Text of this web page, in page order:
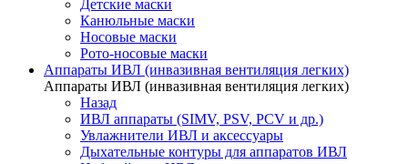
Детские маски
Канюльные маски
Носовые маски
Рото-носовые маски
Аппараты ИВЛ (инвазивная вентиляция легких)
Аппараты ИВЛ (инвазивная вентиляция легких)
Назад
ИВЛ аппараты (SIMV, PSV, PCV и др.)
Увлажнители ИВЛ и аксессуары
Дыхательные контуры для аппаратов ИВЛ